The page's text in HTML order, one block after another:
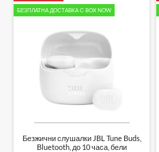
БЕЗПЛАТНА ДОСТАВКА С BOX NOW
Безжични слушалки JBL Tune Buds,
Bluetooth, до 10 часа, бели